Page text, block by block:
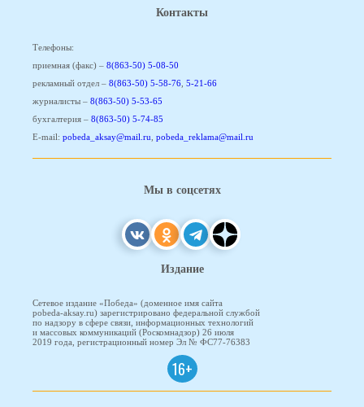
Контакты
Телефоны:
приемная (факс) – 8(863-50) 5-08-50
рекламный отдел – 8(863-50) 5-58-76 5-21-66
журналисты – 8(863-50) 5-53-65
бухгалтерия – 8(863-50) 5-74-85
E-mail: pobeda_aksay@mail.ru pobeda_reklama@mail.ru
Мы в соцсетях
Издание
Сетевое издание «Победа» (доменное имя сайта
pobeda-aksay.ru) зарегистрировано федеральной службой
по надзору в сфере связи, информационных технологий
и массовых коммуникаций (Роскомнадзор) 26 июля
2019 года, регистрационный номер Эл № ФС77-76383
16+